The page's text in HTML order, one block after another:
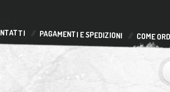
PAGAMENTI E SPEDIZIONI COME